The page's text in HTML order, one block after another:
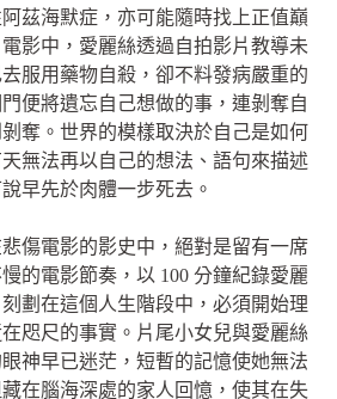
茲海默症，亦可能隨時找上正值巔
影中，愛麗絲透過自拍影片教導未
服用藥物自殺，卻不料發病嚴重的
便將遺忘自己想做的事，連剝奪自
奪。世界的模樣取決於自己是如何
無法再以自己的想法、語句來描述
早先於肉體一步死去。
悲傷電影的影史中，絕對是留有一席
的電影節奏，以 100 分鐘紀錄愛麗
劃在這個人生階段中，必須開始理
咫尺的事實。片尾小女兒與愛麗絲
神早已迷茫，短暫的記憶使她無法
在腦海深處的家人回憶，使其在失